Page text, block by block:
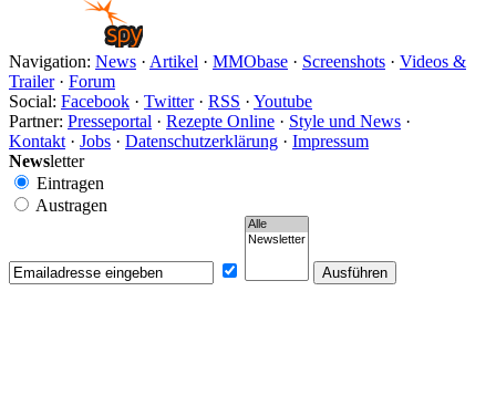
Navigation: News · Artikel · MMObase · Screenshots · Videos &
Trailer· Forum
Social: Facebook · Twitter· RSS · Youtube
Partner: Presseportal · Rezepte Online · Style und News ·
Kontakt · Jobs · Datenschutzerklärung · Impressum
Newsletter
Eintragen
Austragen